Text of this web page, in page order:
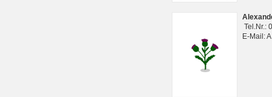
Tel.Nr.:
E-Mail: